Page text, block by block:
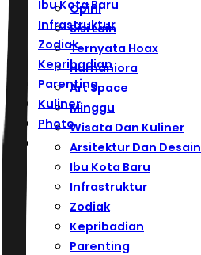
Ibu Kota Baru
Infrastruktur
Zodiak
Kepribadian
Parenting
Kuliner
Photo
Opini
Sisi Lain
Ternyata Hoax
Humaniora
Art Space
Minggu
Wisata Dan Kuliner
Arsitektur Dan Desain
Ibu Kota Baru
Infrastruktur
Zodiak
Kepribadian
Parenting